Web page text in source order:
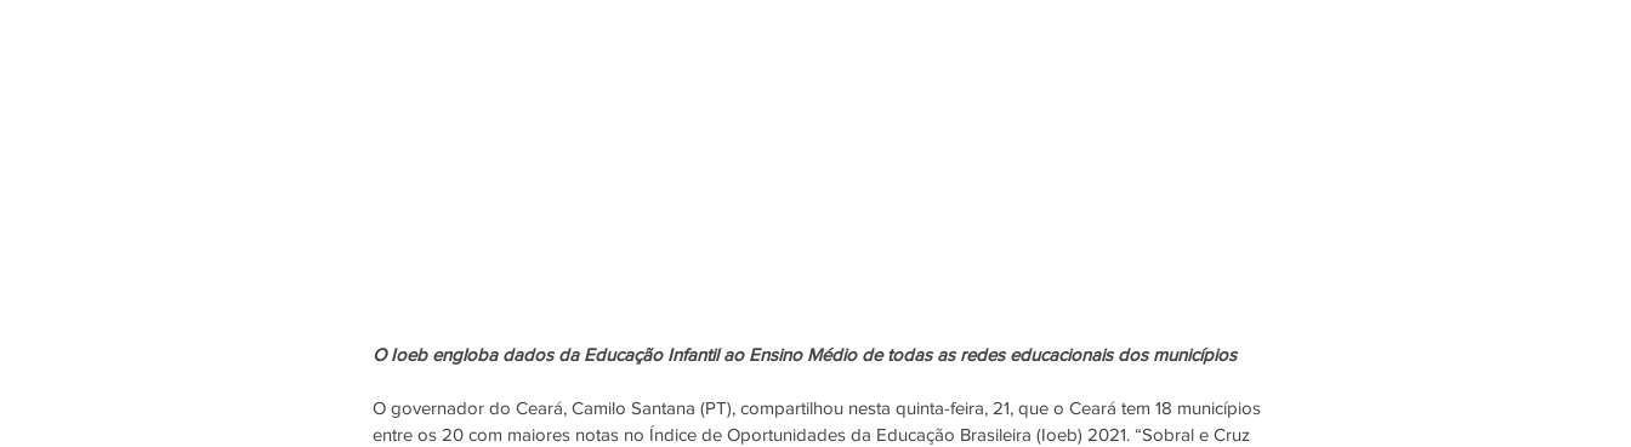
O Ioeb engloba dados da Educação Infantil ao Ensino Médio de todas as redes educacionais dos municípios
O governador do Ceará, Camilo Santana (PT), compartilhou nesta quinta-feira, 21, que o Ceará tem 18 municípios
entre os 20 com maiores notas no Índice de Oportunidades da Educação Brasileira (Ioeb) 2021. “Sobral e Cruz